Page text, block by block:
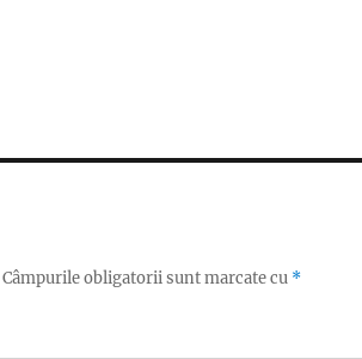
Câmpurile obligatorii sunt marcate cu *